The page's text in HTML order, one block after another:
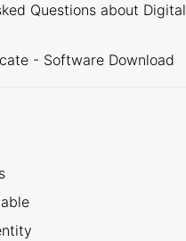
Questions about Digital
- Software Download